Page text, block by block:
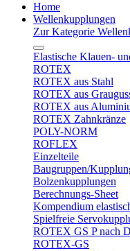
Home
Wellenkupplungen
Zur Kategorie
Elastische Klauen-
ROTEX
ROTEX aus Stahl
ROTEX aus
ROTEX aus
ROTEX Zahnkränze
POLY-NORM
ROFLEX
Einzelteile
Baugruppen/
Bolzenkupplungen
Berechnungs-Sheet
Kompendium
Spielfreie
ROTEX GS P nach
ROTEX-GS